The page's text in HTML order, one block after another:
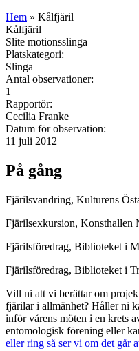
Hem » Kålfjäril
Kålfjäril
Slite motionsslinga
Platskategori:
Slinga
Antal observationer:
1
Rapportör:
Cecilia Franke
Datum för observation:
11 juli 2012
På gång
Fjärilsvandring, Kulturens
Fjärilsexkursion, Konsthallen
Fjärilsföredrag, Biblioteket i
Fjärilsföredrag, Biblioteket i
Vill ni att vi berättar om
fjärilar i allmänhet? Håller ni
inför vårens möten i en krets
entomologisk förening eller
eller ring så ser vi om det går